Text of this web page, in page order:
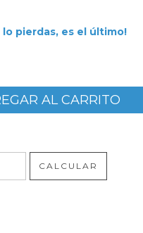
lo pierdas, es el último!
CALCULAR